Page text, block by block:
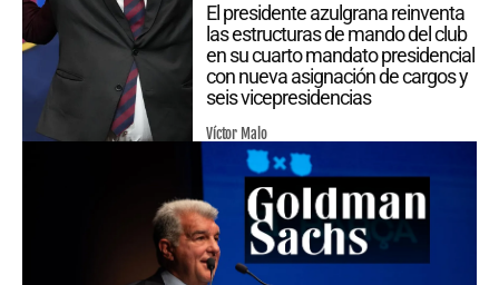
El presidente azulgrana reinventa
las estructuras de mando del club
en su cuarto mandato presidencial
con nueva asignación de cargos y
seis vicepresidencias
Víctor Malo